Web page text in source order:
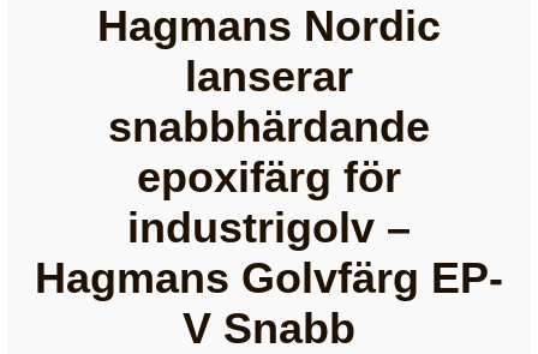
Hagmans Nordic
lanserar
snabbhärdande
epoxifärg för
industrigolv –
Hagmans Golvfärg EP-
V Snabb